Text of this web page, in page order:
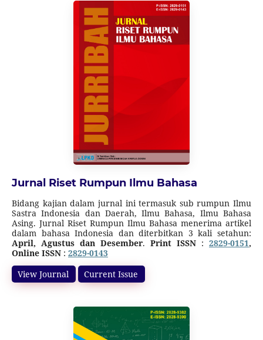
dimulai dari Volume 1 Nomor 2 Tahun 2022 sampai Volume
6 Nomor 1 Tahun 2027.
Jurnal Riset Rumpun Ilmu Bahasa
Bidang kajian dalam jurnal ini termasuk sub rumpun Ilmu
Sastra Indonesia dan Daerah, Ilmu Bahasa, Ilmu Bahasa
Asing. Jurnal Riset Rumpun Ilmu Bahasa menerima artikel
dalam bahasa Indonesia dan diterbitkan 3 kali setahun:
April, Agustus dan Desember.Print ISSN :2829-0151,
Online ISSN : 2829-0143
Jurnal ini terakreditasi SINTA 5 (SK Direktur Jenderal
Pendidikan Tinggi, Riset, dan Teknologi Nomor
10/C/C3/DT.05.00/2025tanggal 21 Maret 2025, tentang
View Journal Current Issue